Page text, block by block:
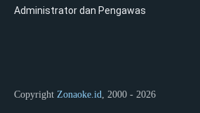
Administrator dan Pengawas
Copyright Zonaoke.id, 2000 - 2026